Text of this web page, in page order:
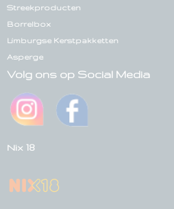
Streekproducten
Borrelbox
Limburgse Kerstpakketten
Asperge
Volg ons op Social Media
Nix 18